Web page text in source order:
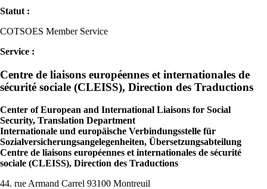
Statut :
COTSOES Member Service
Service :
Centre de liaisons européennes et internationales de
sécurité sociale (CLEISS), Direction des Traductions
Center of European and International Liaisons for Social
Security, Translation Department
Internationale und europäische Verbindungsstelle für
Sozialversicherungsangelegenheiten, Übersetzungsabteilung
Centre de liaisons européennes et internationales de sécurité
sociale (CLEISS), Direction des Traductions
44. rue Armand Carrel 93100 Montreuil